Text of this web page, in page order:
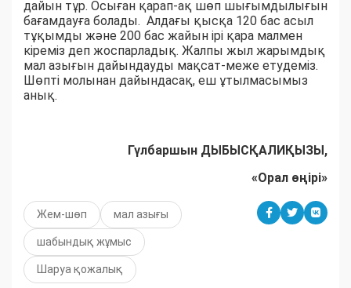
дайын тұр. Осыған қарап-ақ шөп шығымдылығын
бағамдауға болады. Алдағы қысқа 120 бас асыл
тұқымды және 200 бас жайын ірі қара малмен
кіреміз деп жоспарладық. Жалпы жыл жарымдық
мал азығын дайындауды мақсат-меже етудеміз.
Шөпті молынан дайындасақ, еш ұтылмасымыз
анық.
Гүлбаршын ДЫБЫСҚАЛИҚЫЗЫ,
«Орал өңірі»
Жем-шөп мал азығы
шабындық жұмыс
Шаруа қожалық